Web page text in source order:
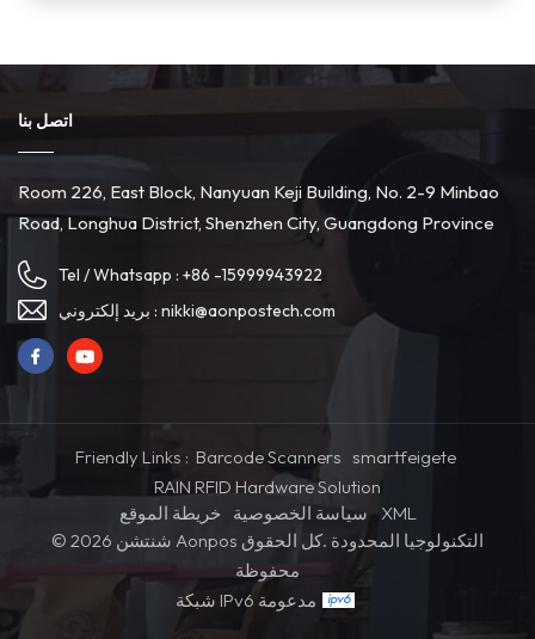
اتصل بنا
Room 226, East Block, Nanyuan Keji Building, No. 2-9 Minbao
Road, Longhua District, Shenzhen City, Guangdong Province
Tel / Whatsapp : +86 -15999943922
بريد إلكتروني : nikki@aonpostech.com
Friendly Links : Barcode Scanners smartfeigete
RAIN RFID Hardware Solution
خريطة الموقع
سياسة الخصوصية
XML
© 2026 شنتشن Aonpos التكنولوجيا المحدودة .كل الحقوق
محفوظة
شبكة IPv6 مدعومة